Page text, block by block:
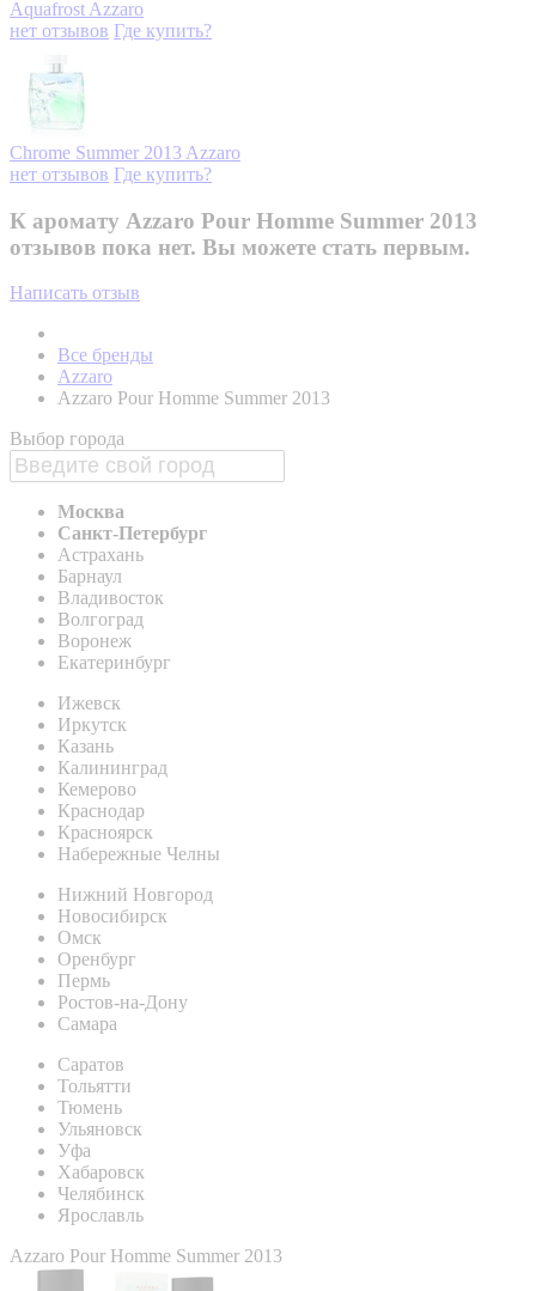
Aquafrost Azzaro
нет отзывов Где купить?
Chrome Summer 2013 Azzaro
нет отзывов Где купить?
К аромату Azzaro Pour Homme Summer 2013
отзывов пока нет. Вы можете стать первым.
Написать отзыв
Все бренды
Azzaro
Azzaro Pour Homme Summer 2013
Выбор города
Москва
Санкт-Петербург
Астрахань
Барнаул
Владивосток
Волгоград
Воронеж
Екатеринбург
Ижевск
Иркутск
Казань
Калининград
Кемерово
Краснодар
Красноярск
Набережные Челны
Нижний Новгород
Новосибирск
Омск
Оренбург
Пермь
Ростов-на-Дону
Самара
Саратов
Тольятти
Тюмень
Ульяновск
Уфа
Хабаровск
Челябинск
Ярославль
Azzaro Pour Homme Summer 2013